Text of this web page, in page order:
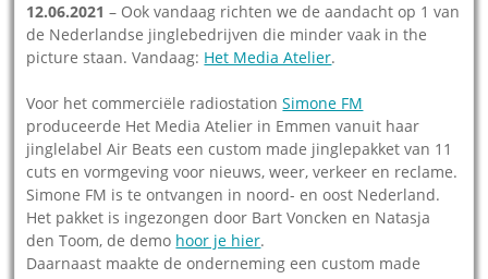
12.06.2021 – Ook vandaag richten we de aandacht op 1 van
de Nederlandse jinglebedrijven die minder vaak in the
picture staan. Vandaag: Het Media Atelier.
Voor het commerciële radiostationSimone FM
produceerde Het Media Atelier in Emmen vanuit haar
jinglelabel Air Beats een custom made jinglepakket van 11
cuts en vormgeving voor nieuws, weer, verkeer en reclame.
Simone FM is te ontvangen in noord- en oost Nederland.
Het pakket is ingezongen door Bart Voncken en Natasja
den Toom, de demo hoor je hier.
Daarnaast maakte de onderneming een custom made